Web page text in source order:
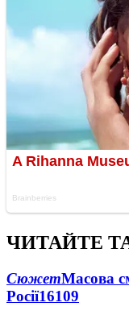
ЧИТАЙТЕ
СюжетМасова
Росії16109